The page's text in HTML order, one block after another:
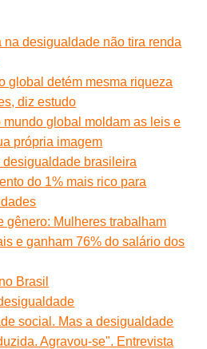
na desigualdade não tira renda
global detém mesma riqueza
diz estudo
mundo global moldam as leis e
própria imagem
desigualdade brasileira
do 1% mais rico para
gênero: Mulheres trabalham
e ganham 76% do salário dos
Brasil
social. Mas a desigualdade
Agravou-se". Entrevista